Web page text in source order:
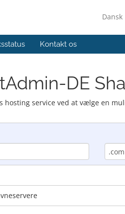
Dansk
Kontakt os
DE
service ved at vælge en